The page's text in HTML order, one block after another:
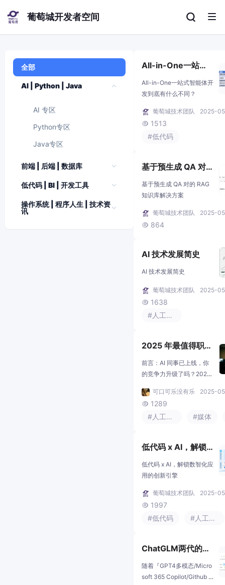
葡萄城开发者空间
全部
AI | Python | Java
AI 专区
Python专区
Java专区
前端 | 后端 | 数据库
低代码 | BI | 开发工具
操作系统 | 程序人生 | 技术资
讯
All-in-One一站式
智能体开发到底有
什么不同？
All-in-One一站式智能体开
发到底有什么不同？
葡萄城技术团队 2025-
 1513
#低代码
基于预生成 QA 对
的 RAG 知识库解决
方案
基于预生成 QA 对的 RAG
知识库解决方案
葡萄城技术团队 2025-
 864
AI 技术发展简史
AI 技术发展简史
葡萄城技术团队 2025-
 1638
#人工智能
2025 年最值得职场
人收藏的 AI 智能体
前言：AI 同事已上线，你
的竞争力升级了吗？2025
概念，而是真正走进职场
的“数字同事”——它们能写
方案、做数据分析、协调
在手动整理 Excel？ AI 已
经能自动预测业务趋势。✅
你还在熬夜改 PPT？ AI 10
案。✅ 你还在为跨部门沟
通头疼？ AI 协调员自动对
齐需求，减少 80% 的扯皮
可口可乐没有乐 2025-
 1289
#人工智能
#媒体
低代码 x AI，解锁
数智化应用的创新
引擎
低代码 x AI，解锁数智化应
用的创新引擎
葡萄城技术团队 2025-
 1997
#低代码
#人工智能
ChatGLM两代的部
署/微调/实现：从基
座GLM、ChatGLM
随着『GPT4多模态/Micro
soft 365 Copilot/Github C